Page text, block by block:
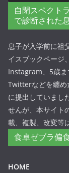
自閉スペクト
で診断された
息子が入学前に祖
イスブックページ
Instagram、5歳ま
Twitterなどを纏め
に提出していまし
せんが、本サイト
載、複製、改変等
食卓ゼブラ偏
HOME